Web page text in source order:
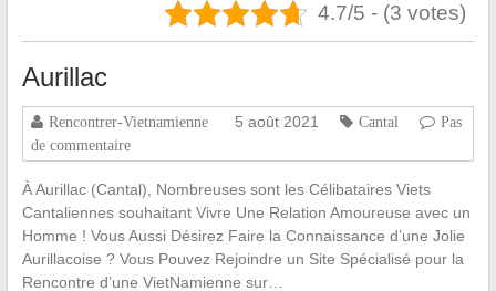
4.7/5 - (3 votes)
Aurillac
Rencontrer-Vietnamienne 5 août 2021 Cantal
Pas
de commentaire
À Aurillac (Cantal), Nombreuses sont les Célibataires Viets
Cantaliennes souhaitant Vivre Une Relation Amoureuse avec un
Homme ! Vous Aussi Désirez Faire la Connaissance d’une Jolie
Aurillacoise ? Vous Pouvez Rejoindre un Site Spécialisé pour la
Rencontre d’une VietNamienne sur…